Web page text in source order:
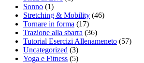
Sonno (1)
Stretching & Mobility (46)
Tornare in forma (17)
Trazione alla sbarra (36)
Tutorial Esercizi Allenameneto (57)
Uncategorized (3)
Yoga e Fitness (5)